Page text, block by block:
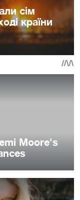
сім
країни